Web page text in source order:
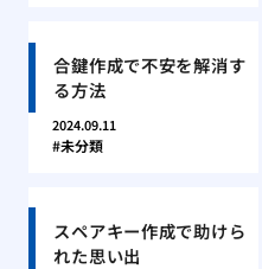
合鍵作成で不安を解消す
る方法
2024.09.11
未分類
スペアキー作成で助けら
れた思い出